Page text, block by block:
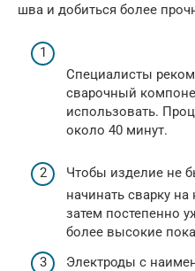
шва и добиться более
Специалисты
сварочный
использовать.
около 40 минут.
Чтобы изделие не
начинать сварку
затем постепенно
более высокие
Электроды с